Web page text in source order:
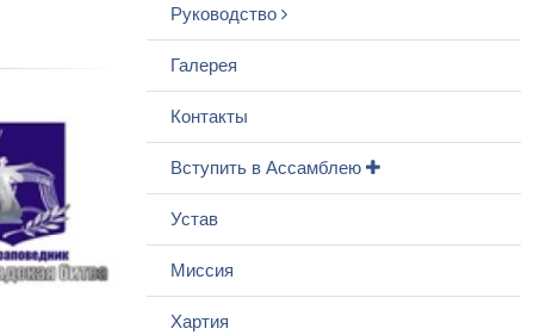
Руководство
Галерея
Контакты
Вступить в Ассамблею
Устав
Миссия
Хартия